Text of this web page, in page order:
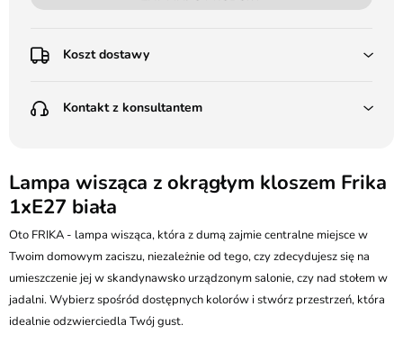
Koszt dostawy
Poczta Polska Kurier 48H - 11 zł
(od 1000 zł dla gabarytów, nie dotyczy produktów 3m)
Pobranie:
Poczta Polska Kurier 48H - 16 zł
Kurier GLS - 20 zł
Przesyłka Gabarytowa - 35 zł
Kontakt z konsultantem
Batalionów Chłopskich 12, 94-058 Łódź
506 336 320
kontakt@ledstyl.pl
Lampa wisząca z okrągłym kloszem Frika
1xE27 biała
Oto FRIKA - lampa wisząca, która z dumą zajmie centralne miejsce w
Twoim domowym zaciszu, niezależnie od tego, czy zdecydujesz się na
umieszczenie jej w skandynawsko urządzonym salonie, czy nad stołem w
jadalni. Wybierz spośród dostępnych kolorów i stwórz przestrzeń, która
idealnie odzwierciedla Twój gust.